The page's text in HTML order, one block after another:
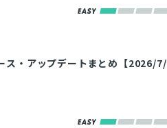
ス・アップデートまとめ【2026/7/